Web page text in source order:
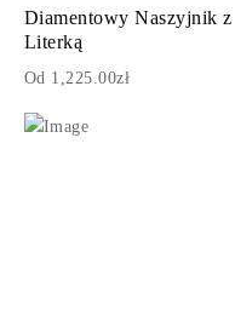
Diamentowy Naszyjnik z
Literką
Od 1,225.00zł